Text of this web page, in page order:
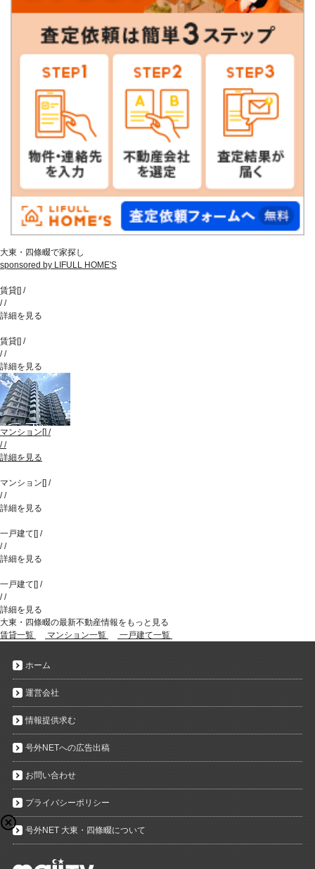
大東・四條畷で家探し
sponsored by LIFULL HOME'S
賃貸[] /
//
詳細を見る
賃貸[] /
//
詳細を見る
マンション [] /
//
詳細を見る
マンション [] /
//
詳細を見る
一戸建て [] /
//
詳細を見る
一戸建て [] /
//
詳細を見る
大東・四條畷の最新不動産情報をもっと見る
賃貸一覧
マンション一覧 一戸建て一覧
ホーム
運営会社
情報提供求む
号外NETへの広告出稿
お問い合わせ
プライバシーポリシー
号外NET 大東・四條畷について